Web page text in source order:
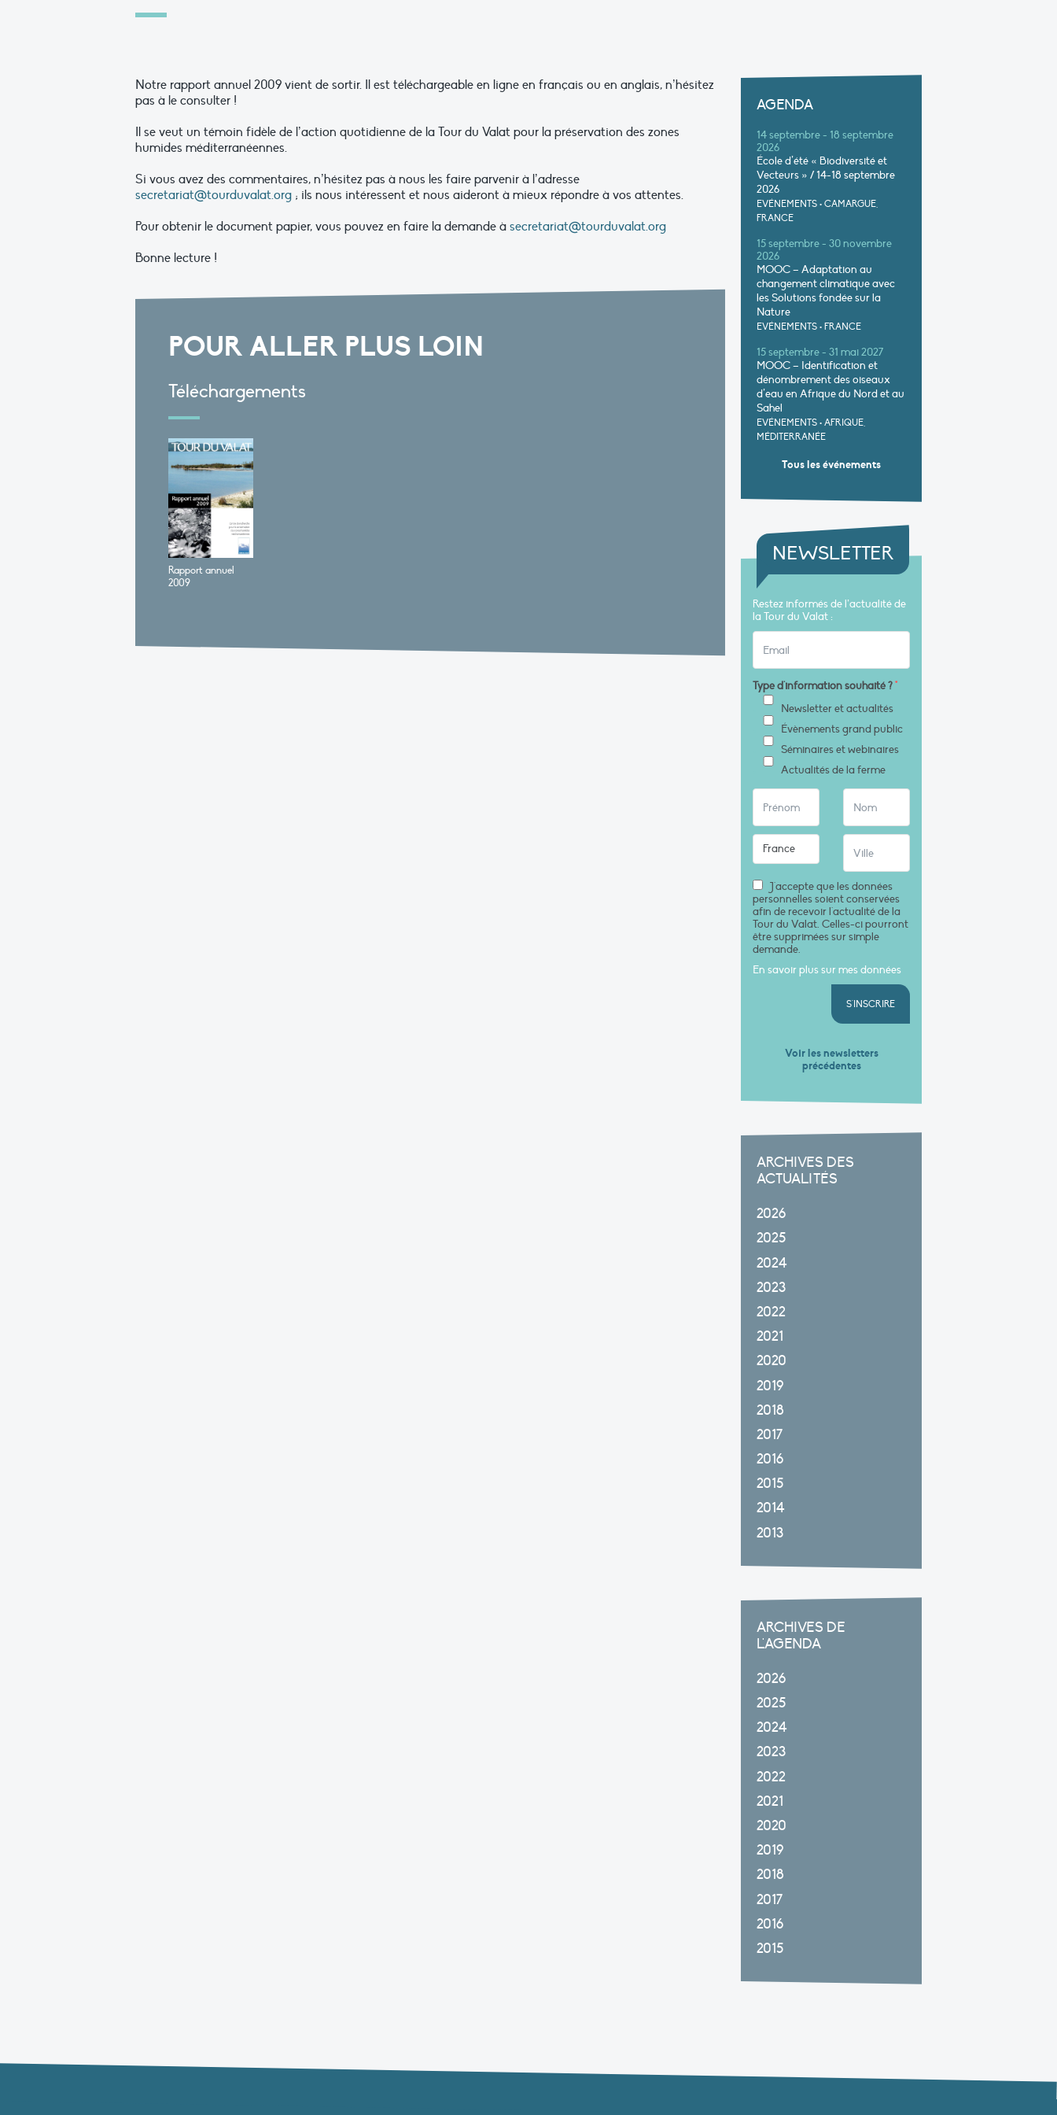
Notre rapport annuel 2009 vient de sortir. Il est téléchargeable en ligne en français ou en anglais, n’hésitez
pas à le consulter !
Il se veut un témoin fidèle de l’action quotidienne de la Tour du Valat pour la préservation des zones
humides méditerranéennes.
Si vous avez des commentaires, n’hésitez pas à nous les faire parvenir à l’adresse
secretariat@tourduvalat.org ; ils nous intéressent et nous aideront à mieux répondre à vos attentes.
Pour obtenir le document papier, vous pouvez en faire la demande à secretariat@tourduvalat.org
Bonne lecture !
POUR ALLER PLUS LOIN
Téléchargements
Rapport annuel
2009
AGENDA
14 septembre - 18 septembre
2026
École d’été « Biodiversité et
Vecteurs » / 14-18 septembre
2026
EVÉNEMENTS • CAMARGUE,
FRANCE
15 septembre - 30 novembre
2026
MOOC – Adaptation au
changement climatique avec
les Solutions fondée sur la
Nature
EVÉNEMENTS • FRANCE
15 septembre - 31 mai 2027
MOOC – Identification et
dénombrement des oiseaux
d’eau en Afrique du Nord et au
Sahel
EVÉNEMENTS • AFRIQUE,
MÉDITERRANÉE
Tous les événements
NEWSLETTER
Restez informés de l’actualité de
la Tour du Valat :
Type d'information souhaité ?*
Newsletter et actualités
Évènements grand public
Séminaires et webinaires
Actualités de la ferme
J'accepte que les données
personnelles soient conservées
afin de recevoir l'actualité de la
Tour du Valat. Celles-ci pourront
être supprimées sur simple
demande.
En savoir plus sur mes données
S'INSCRIRE
Voir les newsletters
précédentes
ARCHIVES DES
ACTUALITÉS
2026
2025
2024
2023
2022
2021
2020
2019
2018
2017
2016
2015
2014
2013
ARCHIVES DE
L'AGENDA
2026
2025
2024
2023
2022
2021
2020
2019
2018
2017
2016
2015